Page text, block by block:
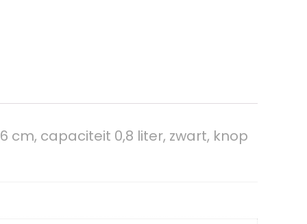
cm, capaciteit 0,8 liter, zwart, knop